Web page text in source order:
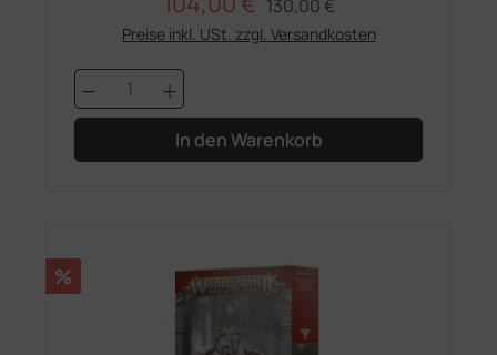
130,00 €
Preise inkl. USt. zzgl. Versandkosten
Produkt Anzahl: Gib den
In den Warenkorb
Rabatt
%